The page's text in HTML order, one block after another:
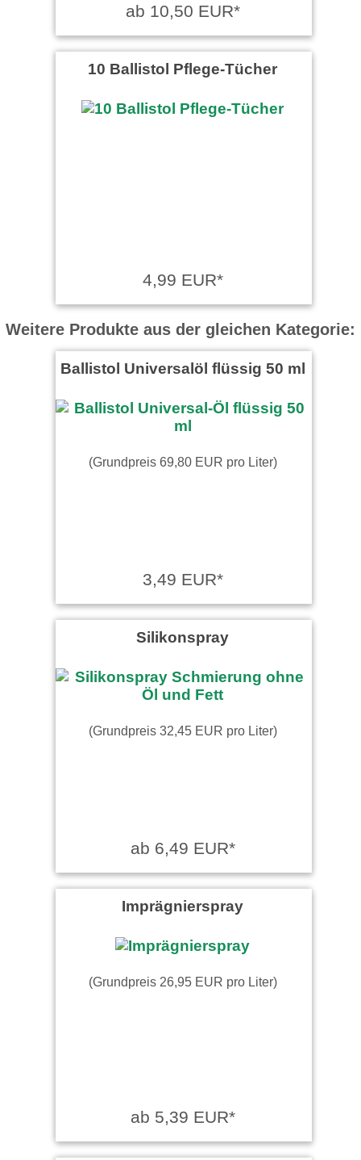
ab 10,50 EUR*
10 Ballistol Pflege-Tücher
4,99 EUR*
Weitere Produkte aus der gleichen Kategorie:
Ballistol Universalöl flüssig 50 ml
(Grundpreis 69,80 EUR pro Liter)
3,49 EUR*
Silikonspray
(Grundpreis 32,45 EUR pro Liter)
ab 6,49 EUR*
Imprägnierspray
(Grundpreis 26,95 EUR pro Liter)
ab 5,39 EUR*